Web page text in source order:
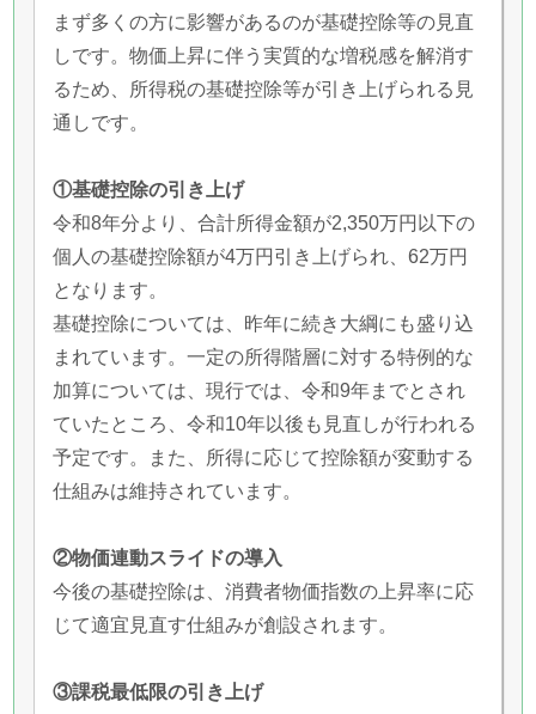
まず多くの方に影響があるのが基礎控除等の見直
しです。物価上昇に伴う実質的な増税感を解消す
るため、所得税の基礎控除等が引き上げられる見
通しです。
①基礎控除の引き上げ
令和8年分より、合計所得金額が2,350万円以下の
個人の基礎控除額が4万円引き上げられ、62万円
となります。
基礎控除については、昨年に続き大綱にも盛り込
まれています。一定の所得階層に対する特例的な
加算については、現行では、令和9年までとされ
ていたところ、令和10年以後も見直しが行われる
予定です。また、所得に応じて控除額が変動する
仕組みは維持されています。
②物価連動スライドの導入
今後の基礎控除は、消費者物価指数の上昇率に応
じて適宜見直す仕組みが創設されます。
③課税最低限の引き上げ